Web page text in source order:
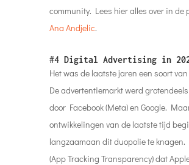
community. Lees hier alles over in de
Ana Andjelic.
#4 Digital Advertising in
Het was de laatste jaren een soort
De advertentiemarkt werd
door Facebook (Meta) en Google.
ontwikkelingen van de laatste tijd
langzaamaan dit duopolie te knagen.
(App Tracking Transparency) dat